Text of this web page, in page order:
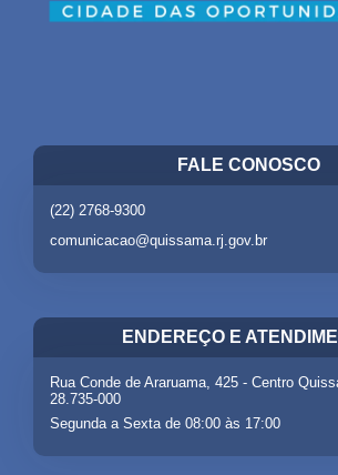
FALE CONOSCO
(22) 2768-9300
comunicacao@quissama.rj.gov.br
ENDEREÇO E
Rua Conde de Araruama, 425 - Centro
28.735-000
Segunda a Sexta de 08:00 às 17:00